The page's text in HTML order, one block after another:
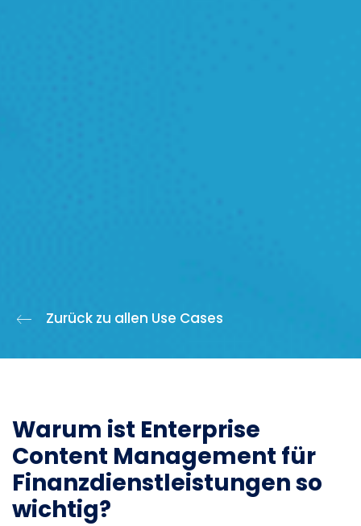
Zurück zu allen Use Cases
Warum ist Enterprise
Content Management für
Finanzdienstleistungen so
wichtig?